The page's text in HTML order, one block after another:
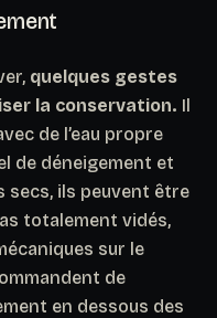
quelques gestes
la conservation. Il
de l’eau propre
de déneigement et
secs, ils peuvent être
totalement vidés,
sur le
de
en dessous des